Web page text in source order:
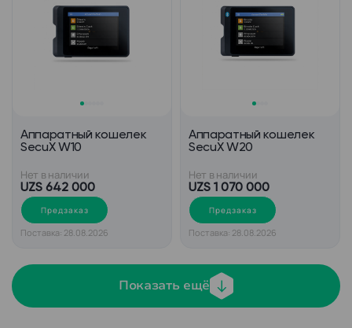
Аппаратный кошелек
SecuX W10
Нет в наличии
UZS 642 000
Предзаказ
Поставка: 28.08.2026
Аппаратный кошелек
SecuX W20
Нет в наличии
UZS 1 070 000
Предзаказ
Поставка: 28.08.2026
Показать ещё